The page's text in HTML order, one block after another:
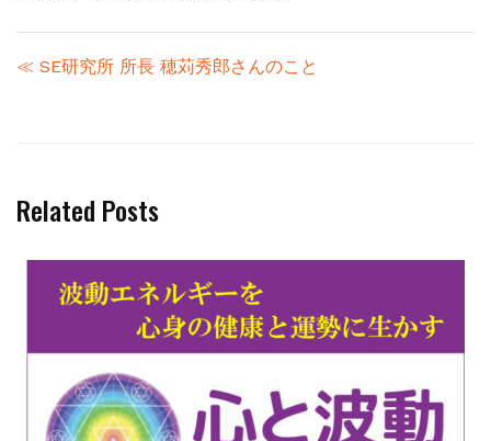
≪ SE研究所 所長 穂苅秀郎さんのこと
Related Posts